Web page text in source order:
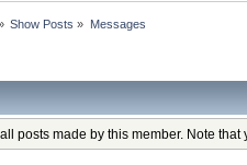
Show Posts » Messages
posts made by this member. Note